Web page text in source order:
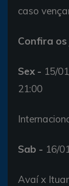
caso
Confira
Sex - 15/
21:00
Sab - 16/
Avaí x